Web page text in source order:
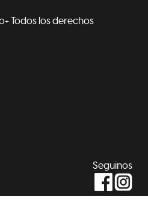
Todos los derechos
Seguinos